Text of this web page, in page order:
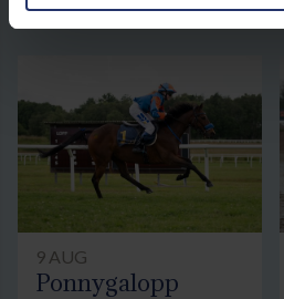
9 AUG
Ponnygalopp